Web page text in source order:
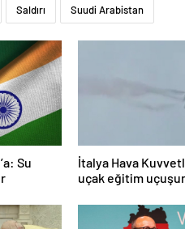
Saldırı Suudi Arabistan
Su
İtalya Hava
uçak eğitim